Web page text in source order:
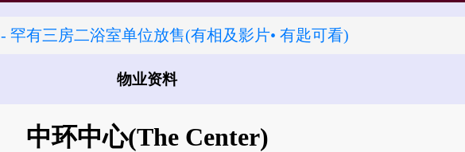
- 罕有三房二浴室单位放售(有相及影片• 有匙可看)
物业资料
中环中心(The Center)